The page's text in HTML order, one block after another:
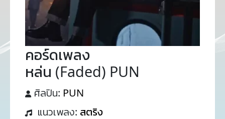
คอร์ดเพลง
หล่น (Faded) PUN
ศิลปิน: PUN
แนวเพลง: สตริง